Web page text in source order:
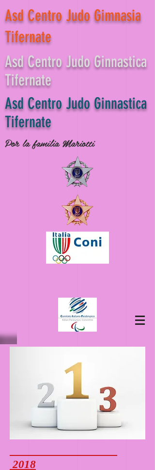
Asd Centro Judo Gimnasia
Tifernate
Asd Centro Judo Ginnastica
Tifernate
Asd Centro Judo Ginnastica
Tifernate
Por la familia Mariotti
2018